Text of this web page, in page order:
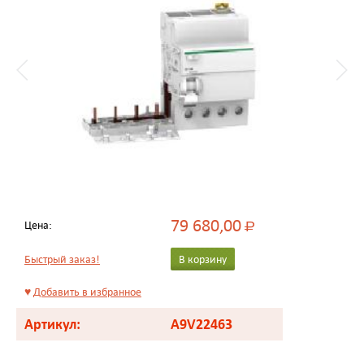
Цена: 79 680,00Р
Быстрый заказ! В корзину
♥Добавить в избранное
Артикул: A9V22463